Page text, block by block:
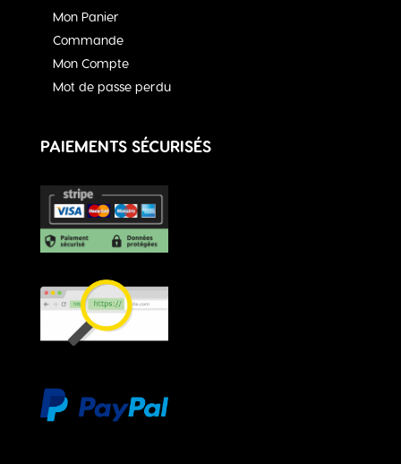
Mon Panier
Commande
Mon Compte
Mot de passe perdu
PAIEMENTS SÉCURISÉS